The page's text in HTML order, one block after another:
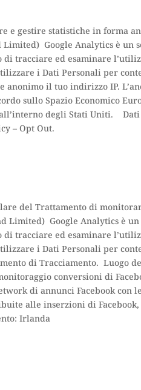
e gestire statistiche in forma
Google Analytics è
di tracciare ed esaminare
i Dati Personali per
il tuo indirizzo IP.
sullo Spazio Economico
degli Stati Uniti.
– Opt Out.
del Trattamento di
Limited) Google Analytics è
di tracciare ed esaminare
i Dati Personali per
di Tracciamento. Luogo
conversioni di
di annunci Facebook
alle inserzioni di
Irlanda